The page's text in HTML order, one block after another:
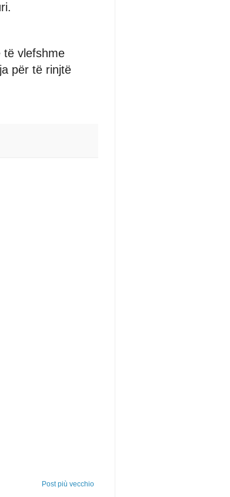
të vlefshme
për të rinjtë
Post più vecchio